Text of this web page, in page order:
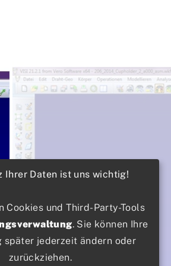
Ihrer Daten ist uns wichtig!
Cookies und Third-Party-Tools
. Sie können Ihre
später jederzeit ändern oder
zurückziehen.